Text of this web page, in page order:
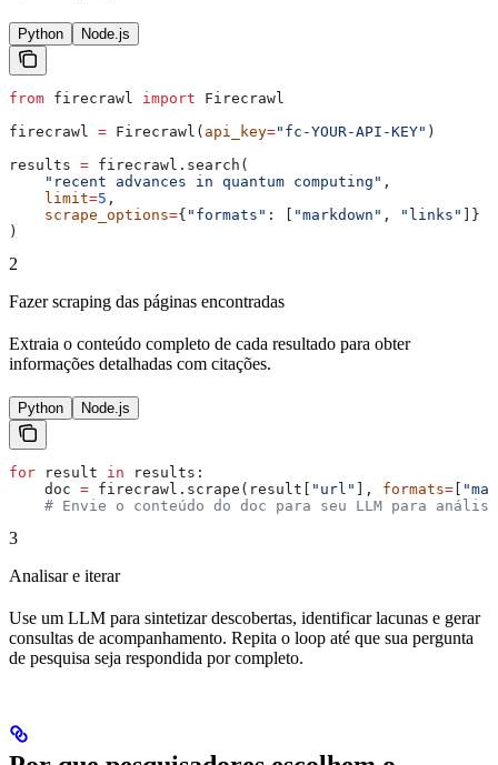
Python Node.js
from firecrawl import Firecrawl
firecrawl = Firecrawl( api_key="fc-YOUR-API-KEY" )
results = firecrawl.search(
    "recent advances in quantum computing"
,
    limit
=5 ,
    scrape_options
={ "formats" : [ "markdown" , "links"
]}
)
2
Fazer scraping das páginas encontradas
Extraia o conteúdo completo de cada resultado para obter
informações detalhadas com citações.
Python Node.js
for result in results:
    doc
= firecrawl.scrape(result[ "url" ], formats=
    # Envie o conteúdo do doc para seu LLM para análise
3
Analisar e iterar
Use um LLM para sintetizar descobertas, identificar lacunas e gerar
consultas de acompanhamento. Repita o loop até que sua pergunta
de pesquisa seja respondida por completo.